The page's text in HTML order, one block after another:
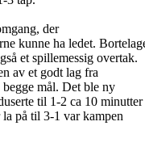
der
kunne ha ledet.
et spillemessig overtak.
av et godt lag fra
mål. Det ble ny
til 1-2 ca 10 minutter
på til 3-1 var kampen